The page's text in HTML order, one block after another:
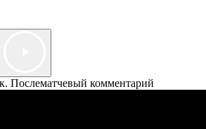
Послематчевый комментарий